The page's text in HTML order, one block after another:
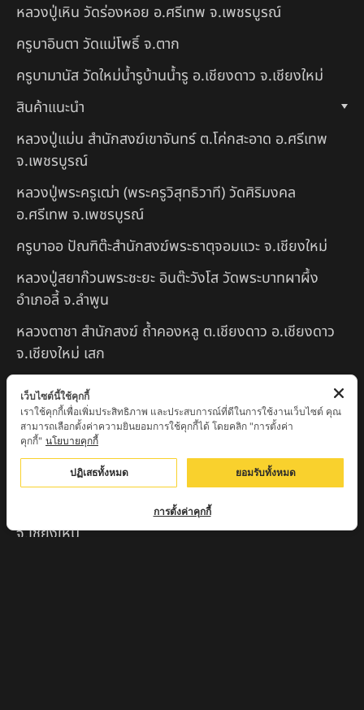
หลวงปู่เหิน วัดร่องหอย อ.ศรีเทพ จ.เพชรบูรณ์
ครูบาอินตา วัดแม่โพธิ์ จ.ตาก
ครูบามานัส วัดใหม่น้ำรูบ้านน้ำรู อ.เชียงดาว จ.เชียงใหม่
สินค้าแนะนำ
หลวงปู่แม่น สำนักสงฆ์เขาจันทร์ ต.โค่กสะอาด อ.ศรีเทพ
จ.เพชรบูรณ์
หลวงปู่พระครูเฒ่า (พระครูวิสุทธิวาที) วัดศิริมงคล
อ.ศรีเทพ จ.เพชรบูรณ์
ครูบาออ ปัณฑิต๊ะสำนักสงฆ์พระธาตุจอมแวะ จ.เชียงใหม่
หลวงปู่สยาก๊วนพระชะยะ อินต๊ะวังโส วัดพระบาทผาผึ้ง
อำเภอลี้ จ.ลำพูน
หลวงตาชา สำนักสงฆ์ ถ้ำคองหลู ต.เชียงดาว อ.เชียงดาว
จ.เชียงใหม่ เสก
ครูบานะ ชินวํโส สำนักสงฆ์ดอยอีฮุย จ.ลำพูน
ครูบาเลิศ วัดทุ่งม่านใต้ จ.ลำปาง
หลวงปู่หนู นรินโท วัดวังท่าดี จ.เพชรบูรณ์
ครูบาทอง วัดก้อท่า จ.ลำพูน
ครูบาตุ๊เจ้าปู่หว่าหลิ่ง วิระทะโย วัดเวฬุวัน อ.เชียงดาว
จ.เชียงใหม่
เว็บไซต์นี้ใช้คุกกี้
เราใช้คุกกี้เพื่อเพิ่มประสิทธิภาพ และประสบการณ์ที่ดีในการใช้งานเว็บไซต์ คุณ
สามารถเลือกตั้งค่าความยินยอมการใช้คุกกี้ได้ โดยคลิก "การตั้งค่า
คุกกี้" นโยบายคุกกี้
ปฏิเสธทั้งหมด ยอมรับทั้งหมด
การตั้งค่าคุกกี้